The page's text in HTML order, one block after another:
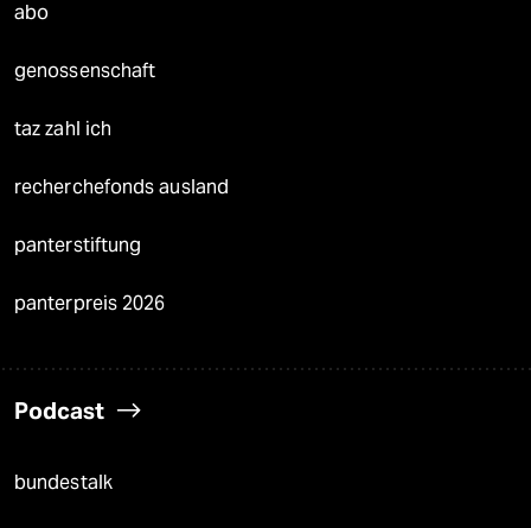
abo
genossenschaft
taz zahl ich
recherchefonds ausland
panterstiftung
panterpreis 2026
Podcast
bundestalk